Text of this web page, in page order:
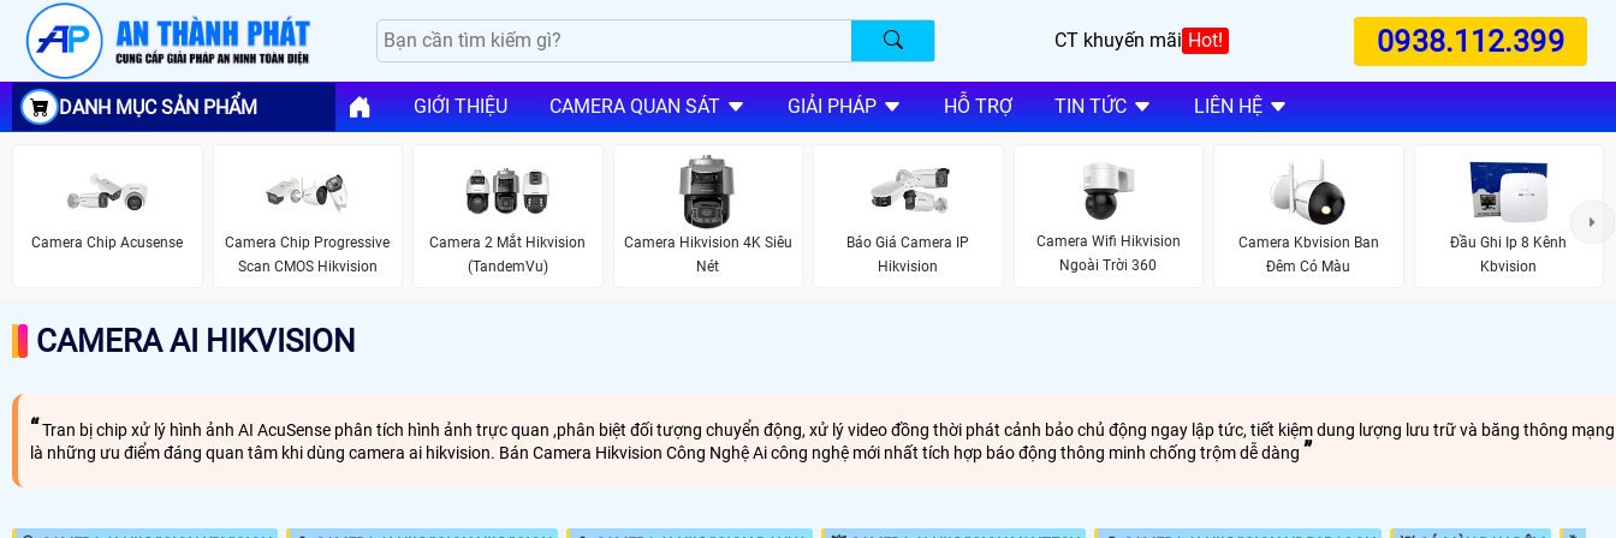
CT khuyến mãi Hot! 0938.112.399
DANH MỤC SẢN PHẨM GIỚI THIỆU CAMERA QUAN SÁT GIẢI PHÁP HỖ TRỢ TIN TỨC LIÊN HỆ
Camera Chip Acusense
Camera Chip Progressive
Scan CMOS Hikvision
Camera 2 Mắt Hikvision
(TandemVu)
Camera Hikvision 4K Siêu
Nét
Báo Giá Camera IP
Hikvision
Camera Wifi Hikvision
Ngoài Trời 360
Camera Kbvision Ban
Đêm Có Màu
Đầu Ghi Ip 8 Kênh
Kbvision
CAMERA AI HIKVISION
Tran bị chip xử lý hình ảnh AI AcuSense phân tích hình ảnh trực quan ,phân biệt đối tượng chuyển động, xử lý video đồng thời phát cảnh bảo chủ động ngay lập tức, tiết kiệm dung lượng lưu trữ và băng thông mạng
là những ưu điểm đáng quan tâm khi dùng camera ai hikvision. Bán Camera Hikvision Công Nghệ Ai công nghệ mới nhất tích hợp báo động thông minh chống trộm dễ dàng